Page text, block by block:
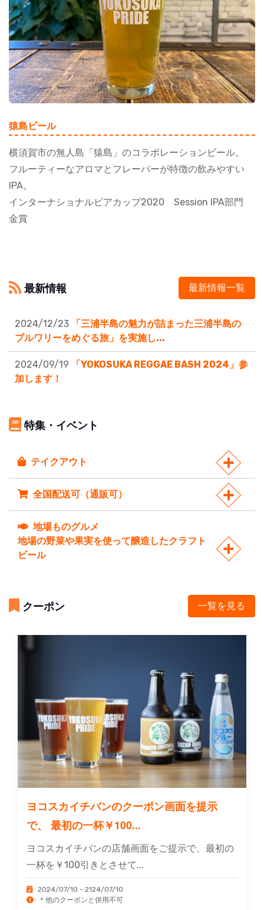
猿島ビール
横須賀市の無人島「猿島」のコラボレーションビール。
フルーティーなアロマとフレーバーが特徴の飲みやすい
IPA。
インターナショナルビアカップ2020 Session IPA部門
金賞
最新情報 最新情報一覧
2024/12/23
「三浦半島の魅力が詰まった三浦半島の
ブルワリーをめぐる旅」を実施し...
2024/09/19
「YOKOSUKA REGGAE BASH 2024」参
加します！
特集・イベント
テイクアウト
全国配送可（通販可）
地場ものグルメ
地場の野菜や果実を使って醸造したクラフト
ビール
クーポン 一覧を見る
ヨコスカイチバンのクーポン画面を提示
で、 最初の一杯￥100...
ヨコスカイチバンの店舗画面をご提示で、最初の
一杯を￥100引きとさせて...
2024/07/10 - 2124/07/10
＊他のクーポンと併用不可